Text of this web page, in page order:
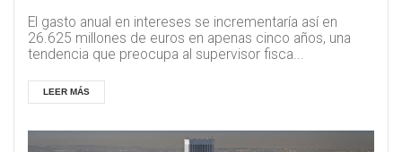
El gasto anual en intereses se incrementaría así en
26.625 millones de euros en apenas cinco años, una
tendencia que preocupa al supervisor fisca...
LEER MÁS